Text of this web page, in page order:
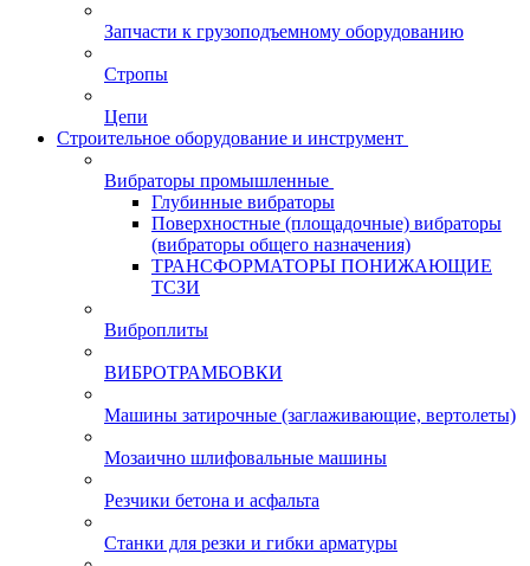
Запчасти к грузоподъемному оборудованию
Стропы
Цепи
Строительное оборудование и инструмент
Вибраторы промышленные
Глубинные вибраторы
Поверхностные (площадочные) вибраторы
(вибраторы общего назначения)
ТРАНСФОРМАТОРЫ ПОНИЖАЮЩИЕ
ТСЗИ
Виброплиты
ВИБРОТРАМБОВКИ
Машины затирочные (заглаживающие, вертолеты)
Мозаично шлифовальные машины
Резчики бетона и асфальта
Станки для резки и гибки арматуры